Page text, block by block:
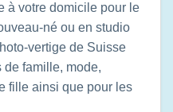
à votre domicile pour le
né ou en studio
vertige de Suisse
de famille, mode,
fille ainsi que pour les